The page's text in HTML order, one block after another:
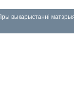
выкарыстанні